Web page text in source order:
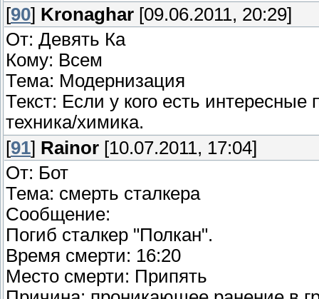
[90] Kronaghar [09.06.2011, 20:29]
От: Девять Ка
Кому: Всем
Тема: Модернизация
Текст: Если у кого есть интересные
техника/химика.
[91] Rainor [10.07.2011, 17:04]
От: Бот
Тема: смерть сталкера
Сообщение:
Погиб сталкер "Полкан".
Время смерти: 16:20
Место смерти: Припять